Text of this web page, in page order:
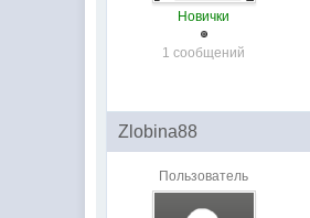
Новички
1 сообщений
Zlobina88
Пользователь